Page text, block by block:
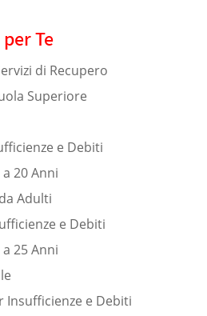
Te
di Recupero
Superiore
e Debiti
20 Anni
Adulti
e Debiti
25 Anni
Insufficienze e Debiti